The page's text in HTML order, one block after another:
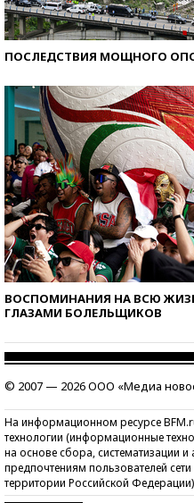
ПОСЛЕДСТВИЯ МОЩНОГО
ВОСПОМИНАНИЯ НА ВСЮ
ГЛАЗАМИ БОЛЕЛЬЩИКОВ
© 2007 — 2026 ООО «Медиа
На информационном ресурсе
технологии (информационные
на основе сбора, систематизации
предпочтениям пользователей
территории Российской Федерации)